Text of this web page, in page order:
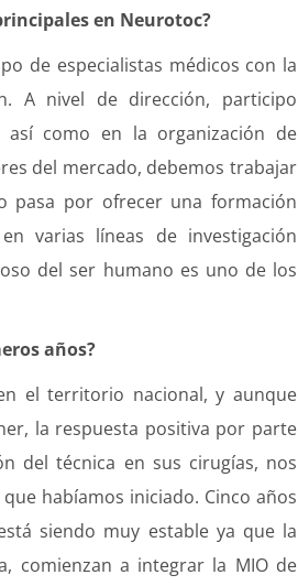
en Neurotoc?
de especialistas médicos con la
A nivel de dirección, participo
así como en la organización de
del mercado, debemos trabajar
pasa por ofrecer una formación
varias líneas de investigación
del ser humano es uno de los
años?
el territorio nacional, y aunque
la respuesta positiva por parte
del técnica en sus cirugías, nos
habíamos iniciado. Cinco años
siendo muy estable ya que la
comienzan a integrar la MIO de